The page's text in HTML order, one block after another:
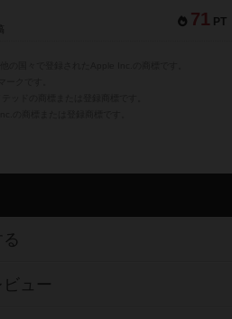
71 PT
ュー